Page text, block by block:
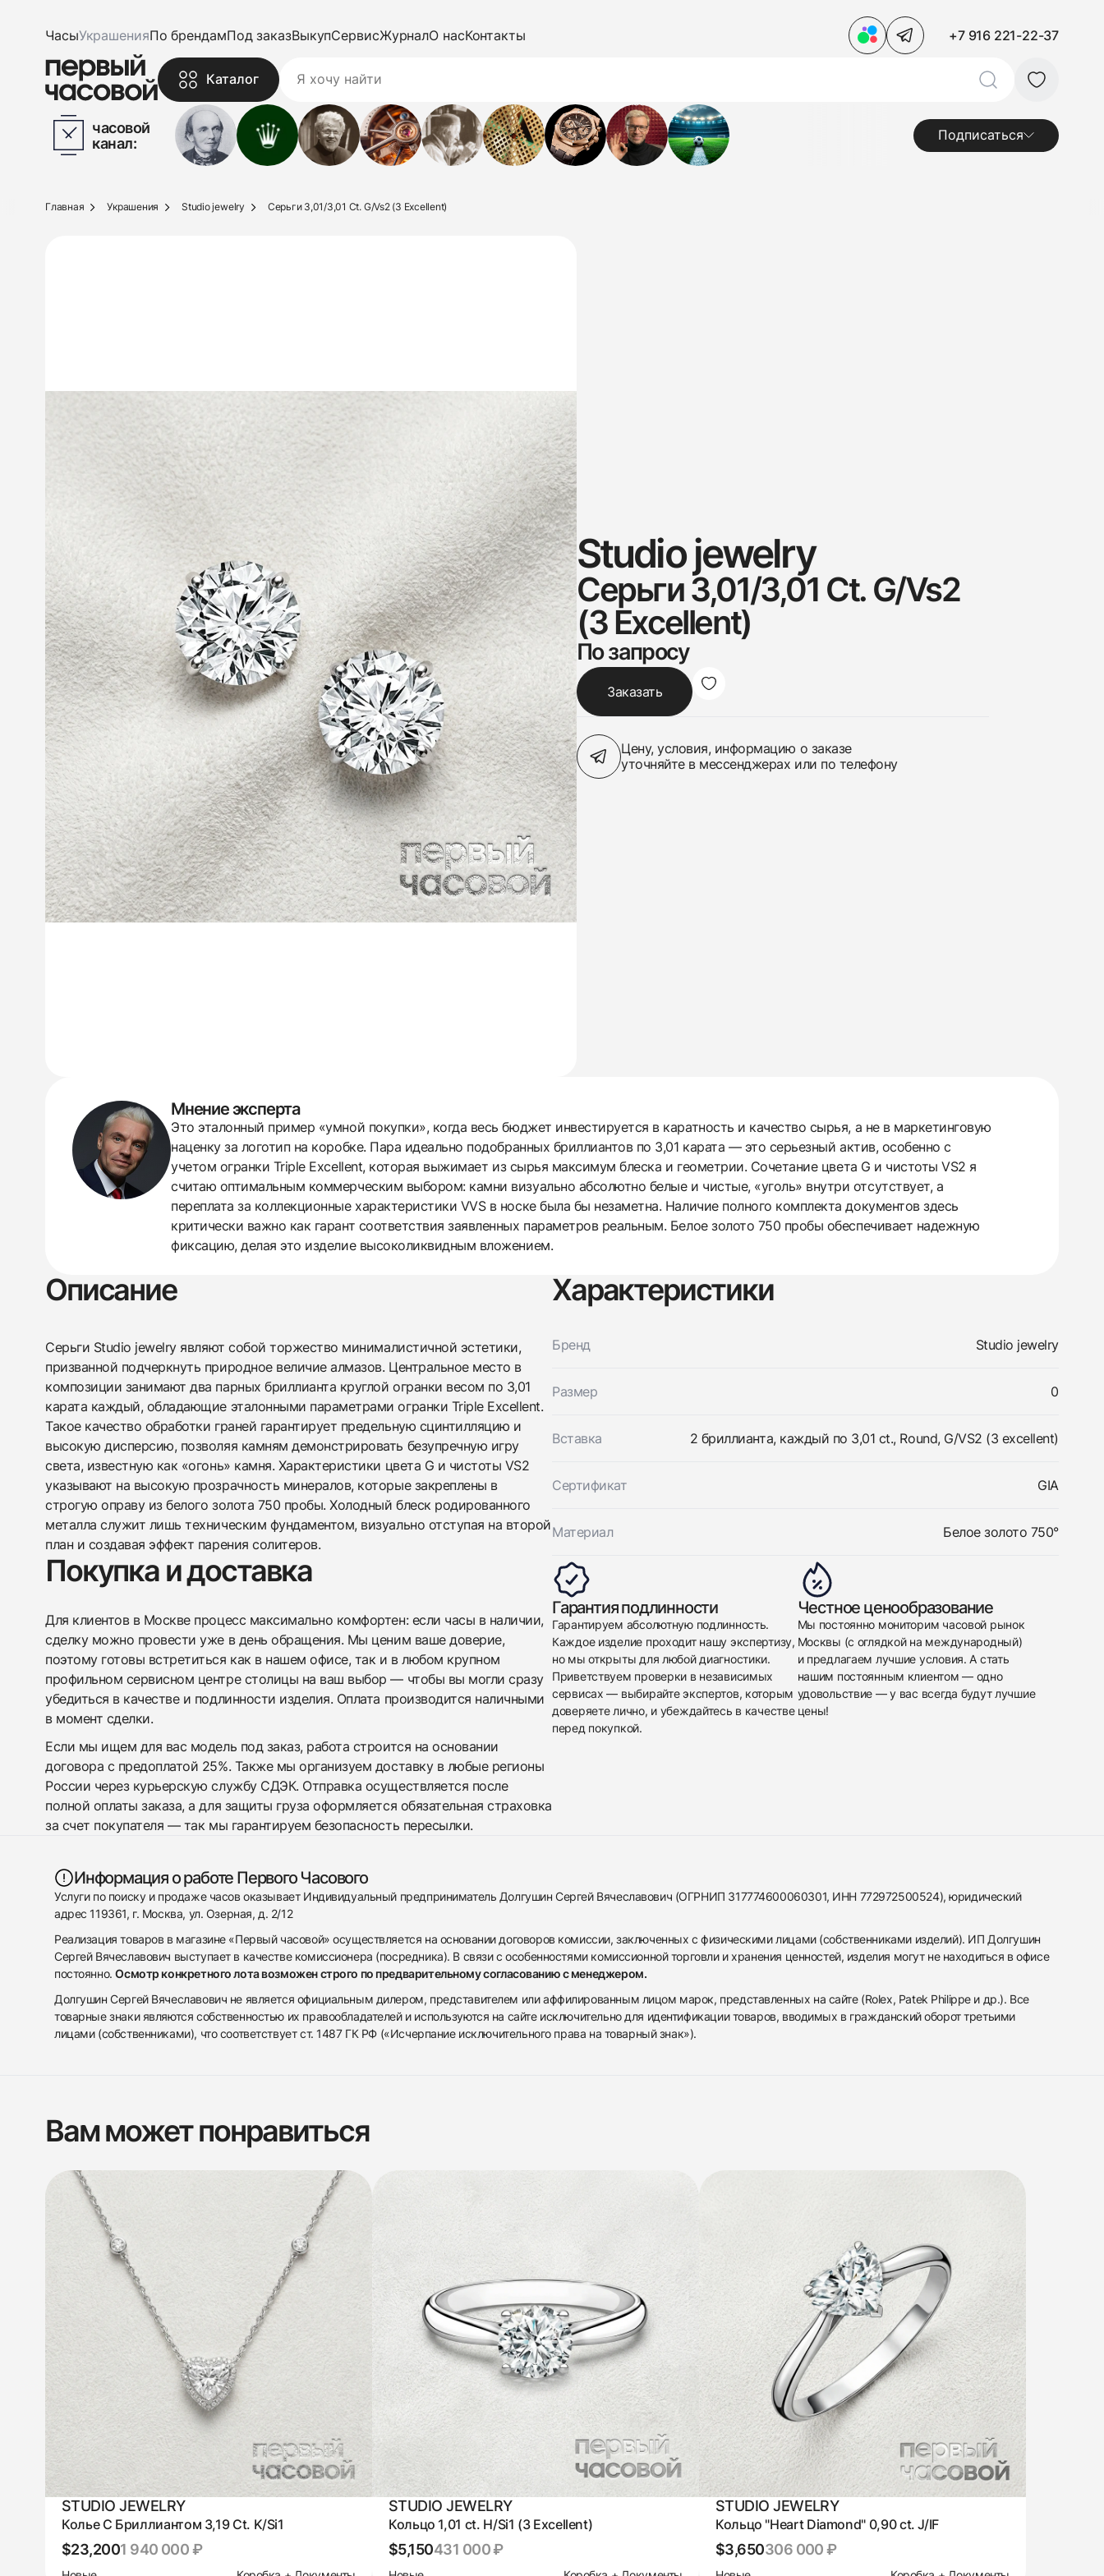
ЧасыУкрашенияПо брендамПод заказВыкупСервисЖурналО насКонтакты +7 916 221-22-37
Каталог
часовой
канал:
Подписаться
438
285
145
142
205
204
195
150
Главная Украшения Studio jewelry Серьги 3,01/3,01 Ct. G/Vs2 (3 Excellent)
Studio jewelry
Серьги 3,01/3,01 Ct. G/Vs2
(3 Excellent)
По запросу
Заказать
Цену, условия, информацию о заказе
уточняйте в мессенджерах или по телефону
Мнение эксперта
Это эталонный пример «умной покупки», когда весь бюджет инвестируется в каратность и качество сырья, а не в маркетинговую
наценку за логотип на коробке. Пара идеально подобранных бриллиантов по 3,01 карата — это серьезный актив, особенно с
учетом огранки Triple Excellent, которая выжимает из сырья максимум блеска и геометрии. Сочетание цвета G и чистоты VS2 я
считаю оптимальным коммерческим выбором: камни визуально абсолютно белые и чистые, «уголь» внутри отсутствует, а
переплата за коллекционные характеристики VVS в носке была бы незаметна. Наличие полного комплекта документов здесь
критически важно как гарант соответствия заявленных параметров реальным. Белое золото 750 пробы обеспечивает надежную
фиксацию, делая это изделие высоколиквидным вложением.
Описание
Серьги Studio jewelry являют собой торжество минималистичной эстетики,
призванной подчеркнуть природное величие алмазов. Центральное место в
композиции занимают два парных бриллианта круглой огранки весом по 3,01
карата каждый, обладающие эталонными параметрами огранки Triple Excellent.
Такое качество обработки граней гарантирует предельную сцинтилляцию и
высокую дисперсию, позволяя камням демонстрировать безупречную игру
света, известную как «огонь» камня. Характеристики цвета G и чистоты VS2
указывают на высокую прозрачность минералов, которые закреплены в
строгую оправу из белого золота 750 пробы. Холодный блеск родированного
металла служит лишь техническим фундаментом, визуально отступая на второй
план и создавая эффект парения солитеров.
Характеристики
Бренд Studio jewelry
Размер 0
Вставка 2 бриллианта, каждый по 3,01 ct., Round, G/VS2 (3 excellent)
Сертификат GIA
Материал Белое золото 750°
Покупка и доставка
Для клиентов в Москве процесс максимально комфортен: если часы в наличии,
сделку можно провести уже в день обращения. Мы ценим ваше доверие,
поэтому готовы встретиться как в нашем офисе, так и в любом крупном
профильном сервисном центре столицы на ваш выбор — чтобы вы могли сразу
убедиться в качестве и подлинности изделия. Оплата производится наличными
в момент сделки.
Если мы ищем для вас модель под заказ, работа строится на основании
договора с предоплатой 25%. Также мы организуем доставку в любые регионы
России через курьерскую службу СДЭК. Отправка осуществляется после
полной оплаты заказа, а для защиты груза оформляется обязательная страховка
за счет покупателя — так мы гарантируем безопасность пересылки.
Гарантия подлинности
Гарантируем абсолютную подлинность.
Каждое изделие проходит нашу экспертизу,
но мы открыты для любой диагностики.
Приветствуем проверки в независимых
сервисах — выбирайте экспертов, которым
доверяете лично, и убеждайтесь в качестве
перед покупкой.
Честное ценообразование
Мы постоянно мониторим часовой рынок
Москвы (с оглядкой на международный)
и предлагаем лучшие условия. А стать
нашим постоянным клиентом — одно
удовольствие — у вас всегда будут лучшие
цены!
Информация о работе Первого Часового
Услуги по поиску и продаже часов оказывает Индивидуальный предприниматель Долгушин Сергей Вячеславович (ОГРНИП 317774600060301, ИНН 772972500524), юридический
адрес 119361, г. Москва, ул. Озерная, д. 2/12
Реализация товаров в магазине «Первый часовой» осуществляется на основании договоров комиссии, заключенных с физическими лицами (собственниками изделий). ИП Долгушин
Сергей Вячеславович выступает в качестве комиссионера (посредника). В связи с особенностями комиссионной торговли и хранения ценностей, изделия могут не находиться в офисе
постоянно.Осмотр конкретного лота возможен строго по предварительному согласованию с менеджером.
Долгушин Сергей Вячеславович не является официальным дилером, представителем или аффилированным лицом марок, представленных на сайте (Rolex, Patek Philippe и др.). Все
товарные знаки являются собственностью их правообладателей и используются на сайте исключительно для идентификации товаров, вводимых в гражданский оборот третьими
лицами (собственниками), что соответствует ст. 1487 ГК РФ («Исчерпание исключительного права на товарный знак»).
Оставьте ваши контактные данные и мы свяжемся с
вами
Studio jewelry
Серьги 3,01/3,01 Ct. G/Vs2 (3 Excellent)
НовыеКоробка + Документы
$115,400
Отправить заявку
Studio jewelry
Серьги 3,01/3,01 Ct. G/Vs2 (3 Excellent)
Новые Коробка + Документы
$115,400
Приложите фото ваших часов…
Отправить заявку
Вам может понравиться
STUDIO JEWELRY
Колье С Бриллиантом 3,19 Ct. K/Si1
$23,2001 940 000 ₽
STUDIO JEWELRY
Кольцо 1,01 ct. H/Si1 (3 Excellent)
$5,150431 000 ₽
STUDIO JEWELRY
Кольцо "Heart Diamond" 0,90 ct. J/IF
$3,650306 000 ₽